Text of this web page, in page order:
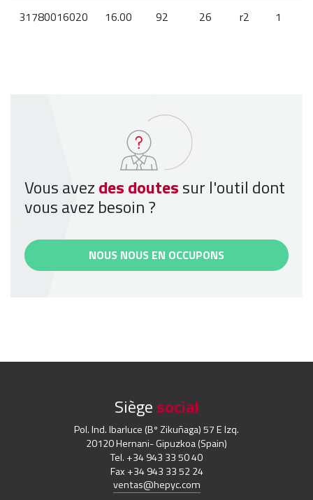
31780016020
16.00 92 26 r2 1
Vous avezdes doutessur l'outil dont
vous avez besoin ?
NOUS NOUS EN OCCUPONS
Siègesocial
Pol. Ind. Ibarluce (Bº Zikuñaga) 57 E Izq.
20120 Hernani- Gipuzkoa (Spain)
Tel. +34 943 33 50 40
Fax +34 943 33 52 24
ventas@hepyc.com